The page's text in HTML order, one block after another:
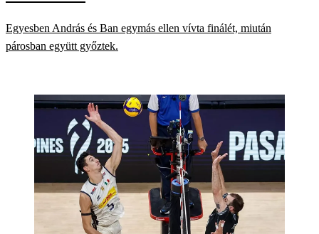
Egyesben András és Ban egymás ellen vívta finálét, miután
párosban együtt győztek.